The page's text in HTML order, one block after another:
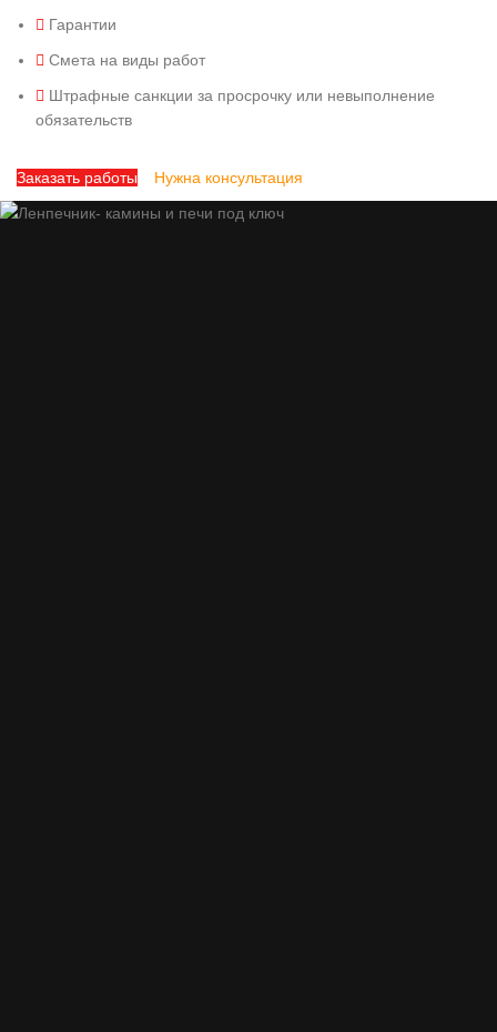
Гарантии
Смета на виды работ
Штрафные санкции за просрочку или невыполнение
обязательств
Заказать работы Нужна консультация